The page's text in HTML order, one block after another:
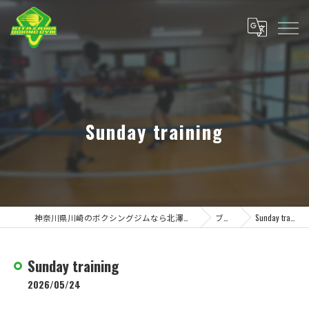
Sunday training
ブログ Sunday training
Sunday training
2026/05/24